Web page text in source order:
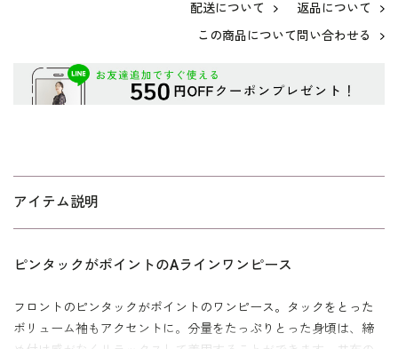
配送について
返品について
この商品について問い合わせる
アイテム説明
ピンタックがポイントのAラインワンピース
フロントのピンタックがポイントのワンピース。タックをとった
ボリューム袖もアクセントに。分量をたっぷりとった身頃は、締